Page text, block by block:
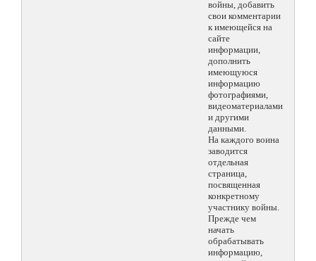
войны, добавить
свои комментарии
к имеющейся на
сайте
информации,
дополнить
имеющуюся
информацию
фотографиями,
видеоматериалами
и другими
данными.
На каждого воина
заводится
отдельная
страница,
посвященная
конкретному
участнику войны.
Прежде чем
начать
обрабатывать
информацию,